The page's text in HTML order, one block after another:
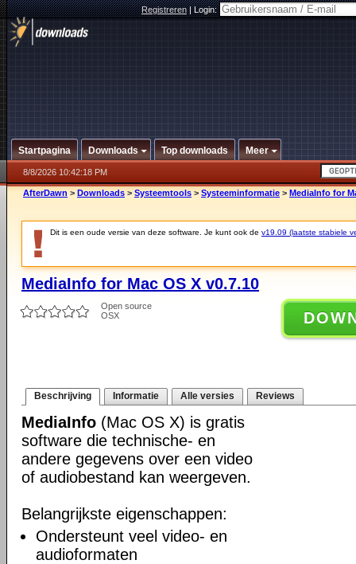
Registreren|Login:
Startpagina Downloads Top downloads Meer
8/8/2026 10:42:18 PM
AfterDawn > Downloads > Systeemtools > Systeeminformatie > MediaInfo for
Dit is een oude versie van deze software. Je kunt ook de v19.09 (laatste stabiele
MediaInfo for Mac OS X v0.7.10
Open source
OSX
Beschrijving Informatie Alle versies Reviews
MediaInfo (Mac OS X) is gratis
software die technische- en
andere gegevens over een video
of audiobestand kan weergeven.
Belangrijkste eigenschappen:
Ondersteunt veel video- en
audioformaten